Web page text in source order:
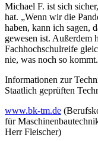
Michael F. ist sich
hat. „Wenn wir die
haben, kann ich sagen,
gewesen ist. Außerdem
Fachhochschulreife
nie, was noch so
Informationen zur
Staatlich geprüften
www.bk-tm.de
für
Herr Fleischer)